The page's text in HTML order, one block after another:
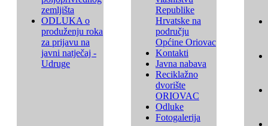
zemljišta
ODLUKA o
produženju roka
za prijavu na
javni natječaj -
Udruge
Republike
Hrvatske na
području
Općine Oriovac
Kontakti
Javna nabava
Reciklažno
dvorište
ORIOVAC
Odluke
Fotogalerija